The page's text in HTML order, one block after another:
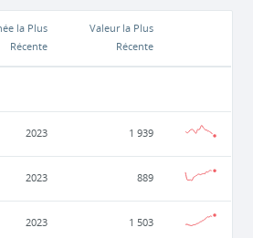
la Plus
Récente
Valeur la Plus
Récente
2023 1 939
2023 889
2023 1 503